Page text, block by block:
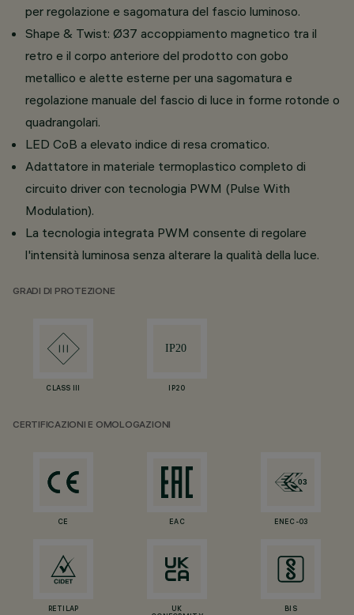
per regolazione e sagomatura del fascio luminoso.
Shape & Twist: Ø37 accoppiamento magnetico tra il
retro e il corpo anteriore del prodotto con gobo
metallico e alette esterne per una sagomatura e
regolazione manuale del fascio di luce in forme rotonde o
quadrangolari.
LED CoB a elevato indice di resa cromatico.
Adattatore in materiale termoplastico completo di
circuito driver con tecnologia PWM (Pulse With
Modulation).
La tecnologia integrata PWM consente di regolare
l'intensità luminosa senza alterare la qualità della luce.
GRADI DI PROTEZIONE
CLASS III IP20
CERTIFICAZIONI E OMOLOGAZIONI
CE EAC ENEC-03
RETILAP
UK
BIS